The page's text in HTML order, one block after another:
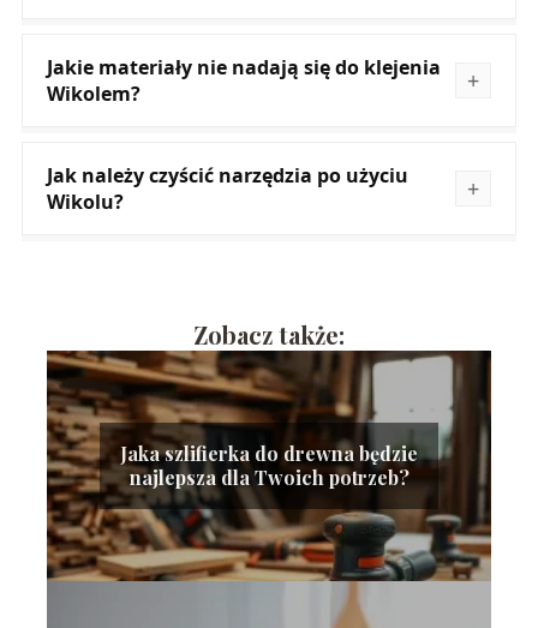
Jakie materiały nie nadają się do klejenia
Wikolem?
Jak należy czyścić narzędzia po użyciu
Wikolu?
Zobacz także:
Jaka szlifierka do drewna będzie
najlepsza dla Twoich potrzeb?